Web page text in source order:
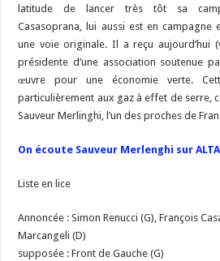
latitude de lancer très tôt sa
Casasoprana, lui aussi est en
une voie originale. Il a reçu aujourd’hui
présidente d’une association soutenue
œuvre pour une économie verte.
particulièrement aux gaz à effet de serre,
Sauveur Merlinghi, l’un des proches de
On écoute Sauveur Merlenghi sur ALTA
Liste en lice
Annoncée : Simon Renucci (G), François
Marcangeli (D)
supposée : Front de Gauche (G)